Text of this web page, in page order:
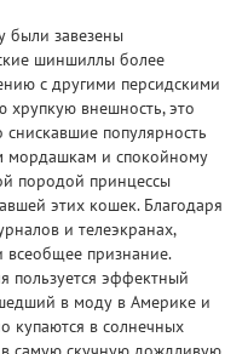
были завезены
шиншиллы более
с другими персидскими
хрупкую внешность, это
популярность
мордашкам и спокойному
породой принцессы
этих кошек. Благодаря
и телеэкранах,
всеобщее признание.
пользуется эффектный
в моду в Америке и
купаются в солнечных